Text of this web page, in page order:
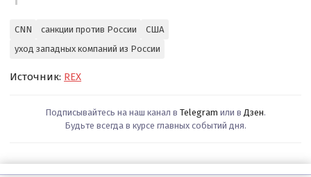
CNN санкции против России
США
уход западных компаний из России
Источник: REX
Подписывайтесь на наш канал в Telegram или в Дзен.
Будьте всегда в курсе главных событий дня.